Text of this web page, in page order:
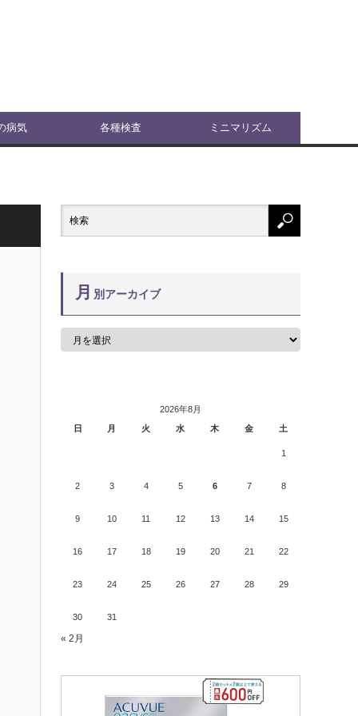
病気 各種検査 ミニマリズム
月 別アーカイブ
2026年8月
日
月 火 水 木 金 土
1
2 3 4 5 6 7 8
9 10 11 12 13 14 15
16 17 18 19 20 21 22
23 24 25 26 27 28 29
30 31
« 2月